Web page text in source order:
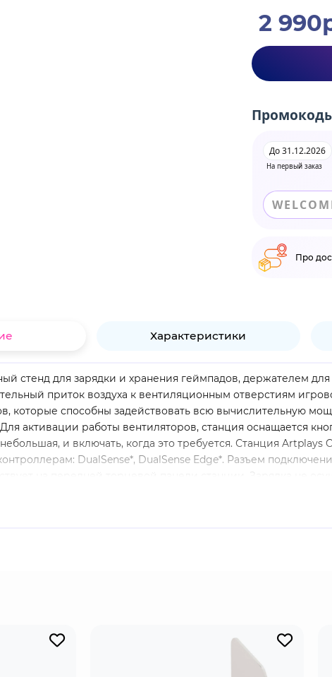
2
На первый заказ
До 31.12.2026
Про
Характеристики
стенд для зарядки и хранения геймпадов, держателем
приток воздуха к вентиляционным отверстиям
которые способны задействовать всю вычислительную
активации работы вентиляторов, станция оснащается
небольшая, и включать, когда это требуется. Станция
DualSense*, DualSense Edge*. Разъем
на передней торцевой панели станции. Зарядка не
и зарядка контроллеров. Световая индикация